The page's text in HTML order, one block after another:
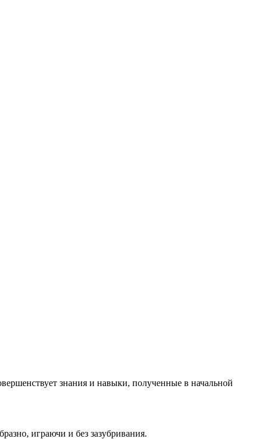
знания и навыки, полученные в начальной
играючи и без зазубривания.